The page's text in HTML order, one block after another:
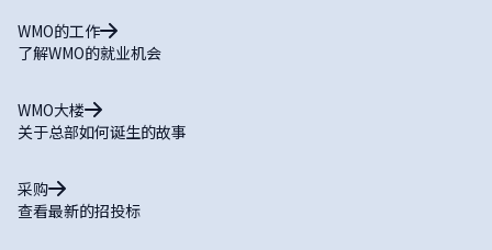
WMO的工作
了解WMO的就业机会
WMO大楼
关于总部如何诞生的故事
采购
查看最新的招投标